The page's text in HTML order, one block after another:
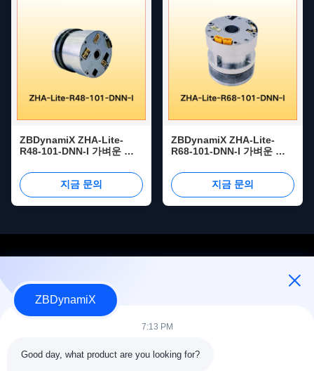
ZBDynamiX ZHA-Lite-
R48-101-DNN-I 가벼운 하
지금 문의
ZBDynamiX ZHA-Lite-
R68-101-DNN-I 가벼운 하
최고 토크, 101:1 비율,
OD68mm지금 문의
인간형 로봇 배터리 팩 및 액추에이터 디자이너 및 제조업체.
ZBDynamiX
7:13 PM
Good day, what product are you looking for?